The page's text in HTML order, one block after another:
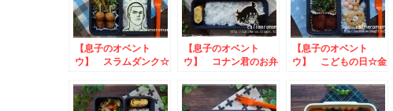
【息子のオベント
ウ】 スラムダンク☆
【息子のオベント
ウ】 コナン君のお弁
【息子のオベント
ウ】 こどもの日☆金